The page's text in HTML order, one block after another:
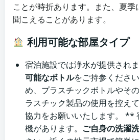
ことが時折あります。また、夏
聞こえることがあります。
利用可能な部屋タイプ
宿泊施設では浄水が提供されま
可能なボトルをご持参くださ
め、プラスチックボトルやそ
ラスチック製品の使用を控え
協力をお願いいたします。 **
機があります。 ご自身の洗濯